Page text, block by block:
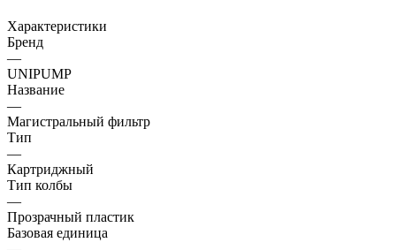
Характеристики
Бренд
—
UNIPUMP
Название
—
Магистральный фильтр
Тип
—
Картриджный
Тип колбы
—
Прозрачный пластик
Базовая единица